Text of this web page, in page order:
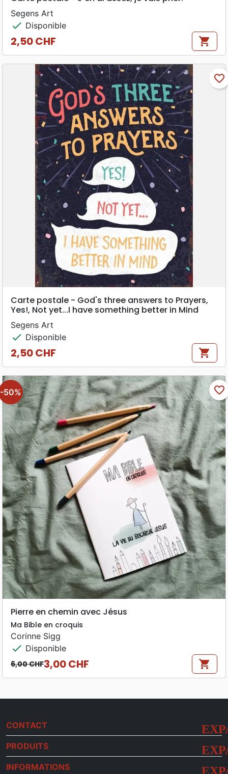
Segens Art
check Disponible
Prix
2,50 CHF shopping_cart
favorite_border
Carte postale - God's three answers to Prayers,
Yes!, Not yet...I have something better in Mind
Segens Art
check Disponible
Prix
2,50 CHF shopping_cart
-50% favorite_border
Pierre en chemin avec Jésus
Ma Bible en croquis
Corinne Sigg
check Disponible
Prix de base
6,00 CHF
Prix 3,00 CHF shopping_cart
CONTACT
PRODUITS
INFORMATIONS